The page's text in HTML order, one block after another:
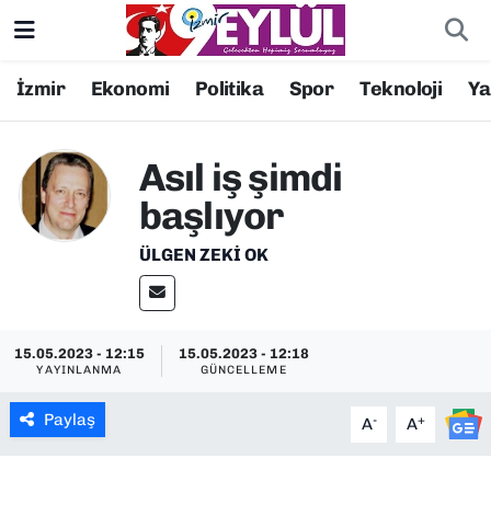
İzmir Ekonomi Politika Spor Teknoloji
Asıl iş şimdi
başlıyor
ÜLGEN ZEKI OK
15.05.2023 - 12:15
YAYINLANMA
15.05.2023 - 12:18
GÜNCELLEME
Paylaş A- A+
Resmi İlanlar
DÜNYA
EKONOMİ
KÜLTÜR SANAT
MAGAZİN
Konak Nöbetçi Eczaneler
Konak Trafik Yoğunluk Haritası
Süper Lig Puan Durumu ve Fikstür
Tüm Manşetler
Son Dakika Haberleri
Haber Arşivi